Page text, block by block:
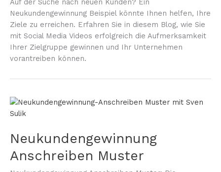
Auf der Suche nach neuen Kunden? Ein
Neukundengewinnung Beispiel könnte Ihnen helfen, Ihre
Ziele zu erreichen. Erfahren Sie in diesem Blog, wie Sie
mit Social Media Videos erfolgreich die Aufmerksamkeit
Ihrer Zielgruppe gewinnen und Ihr Unternehmen
vorantreiben können.
Neukundengewinnung
Anschreiben Muster